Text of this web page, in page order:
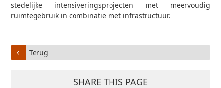
stedelijke intensiveringsprojecten met meervoudig
ruimtegebruik in combinatie met infrastructuur.
Terug
SHARE THIS PAGE